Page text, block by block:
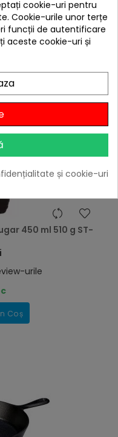
Coș
450 ml 510 g ST-
urile
Coș
cookie-uri pentru
Cookie-urile unor terțe
funcții de autentificare
aceste cookie-uri și
și cookie-uri